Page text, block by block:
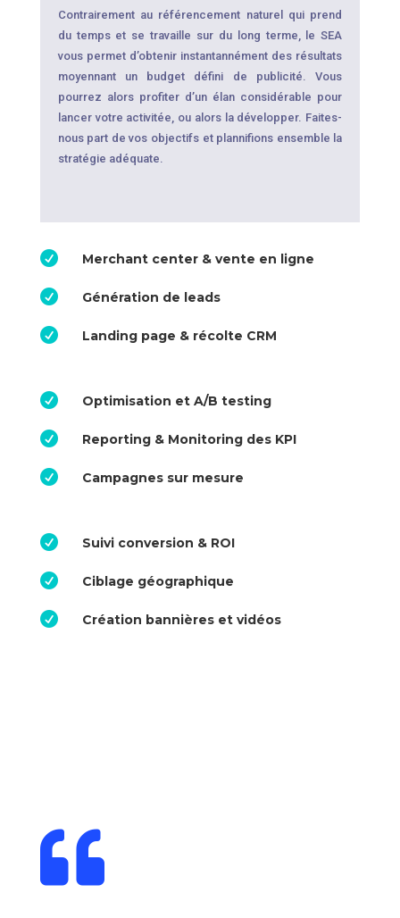
Contrairement au référencement naturel qui prend
du temps et se travaille sur du long terme, le SEA
vous permet d’obtenir instantannément des résultats
moyennant un budget défini de publicité. Vous
pourrez alors profiter d’un élan considérable pour
lancer votre activitée, ou alors la développer. Faites-
nous part de vos objectifs et plannifions ensemble la
stratégie adéquate.
 Merchant center & vente en ligne
 Génération de leads
 Landing page & récolte CRM
 Optimisation et A/B testing
 Reporting & Monitoring des KPI
 Campagnes sur mesure
 Suivi conversion & ROI
 Ciblage géographique
 Création bannières et vidéos
